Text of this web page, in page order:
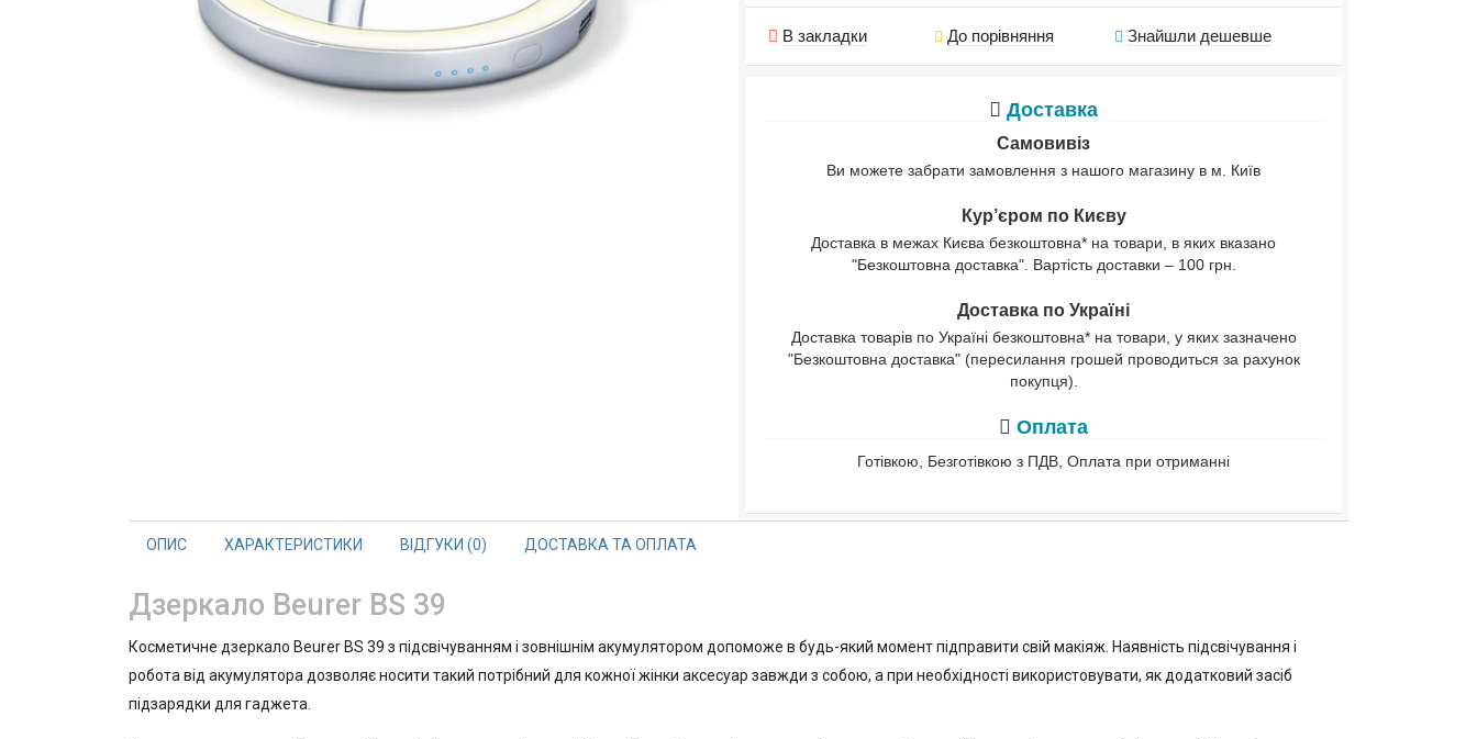
В закладки До порівняння Знайшли дешевше
Доставка
Самовивіз
Ви можете забрати замовлення з нашого магазину в м. Київ
Кур’єром по Києву
Доставка в межах Києва безкоштовна* на товари, в яких вказано
"Безкоштовна доставка". Вартість доставки – 100 грн.
Доставка по Україні
Доставка товарів по Україні безкоштовна* на товари, у яких зазначено
"Безкоштовна доставка" (пересилання грошей проводиться за рахунок
покупця).
Оплата
Готівкою, Безготівкою з ПДВ, Оплата при отриманні
ОПИС ХАРАКТЕРИСТИКИ ВІДГУКИ (0) ДОСТАВКА ТА ОПЛАТА
Дзеркало Beurer BS 39
Косметичне дзеркало Beurer BS 39 з підсвічуванням і зовнішнім акумулятором допоможе в будь-який момент підправити свій макіяж. Наявність підсвічування і
робота від акумулятора дозволяє носити такий потрібний для кожної жінки аксесуар завжди з собою, а при необхідності використовувати, як додатковий засіб
підзарядки для гаджета.